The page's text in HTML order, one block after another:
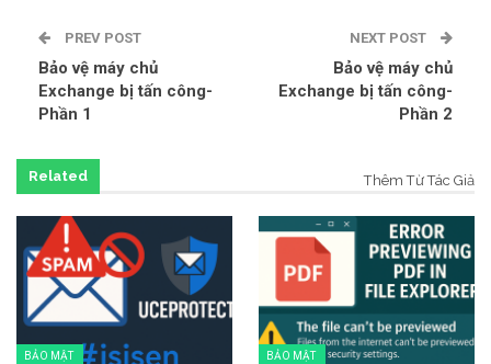
PREV POST
Bảo vệ máy chủ
Exchange bị tấn công-
Phần 1
NEXT POST
Bảo vệ máy chủ
Exchange bị tấn công-
Phần 2
Related Thêm Từ Tác Giả
BẢO MẬT BẢO MẬT